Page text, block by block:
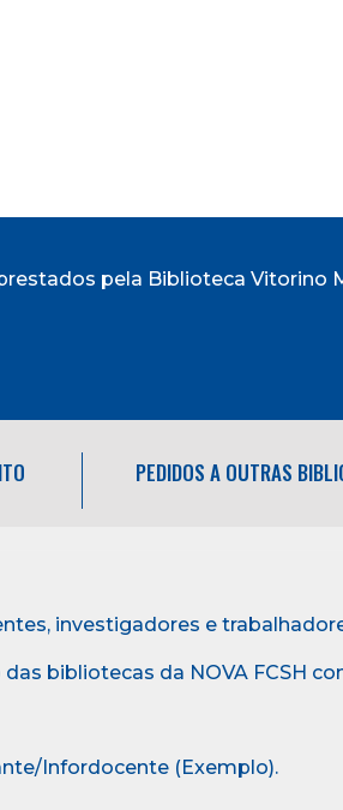
pela Biblioteca Vitorino
PEDIDOS A OUTRAS
investigadores e
bibliotecas da NOVA FCSH
Infordocente (Exemplo).